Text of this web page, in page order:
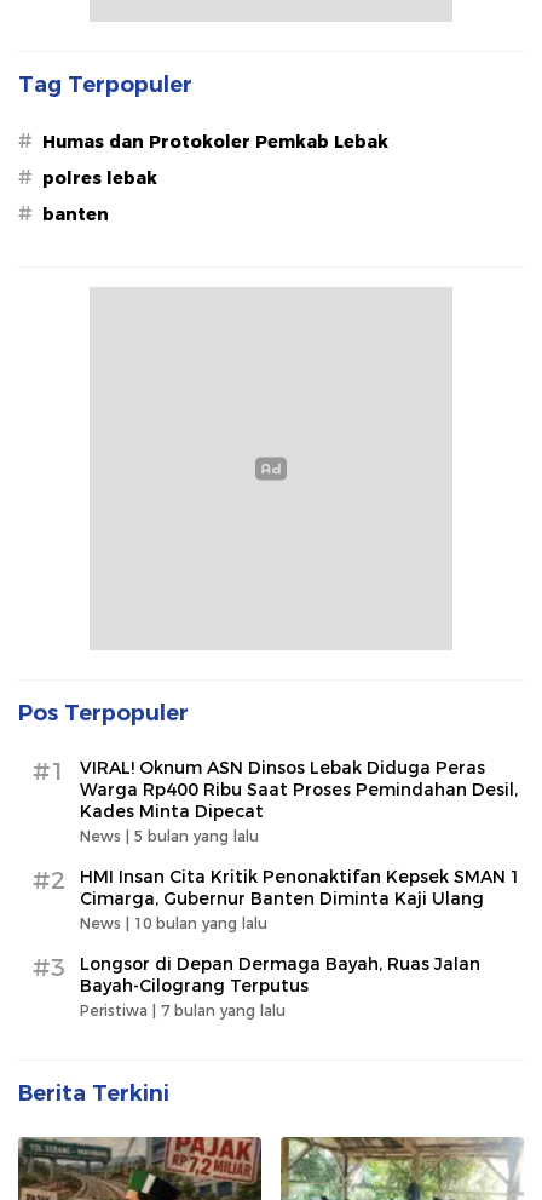
Tag Terpopuler
# Humas dan Protokoler Pemkab Lebak
# polres lebak
# banten
Pos Terpopuler
#1
VIRAL! Oknum ASN Dinsos Lebak Diduga Peras
Warga Rp400 Ribu Saat Proses Pemindahan Desil,
Kades Minta Dipecat
News | 5 bulan yang lalu
#2
HMI Insan Cita Kritik Penonaktifan Kepsek SMAN 1
Cimarga, Gubernur Banten Diminta Kaji Ulang
News | 10 bulan yang lalu
#3
Longsor di Depan Dermaga Bayah, Ruas Jalan
Bayah-Cilograng Terputus
Peristiwa | 7 bulan yang lalu
Berita Terkini